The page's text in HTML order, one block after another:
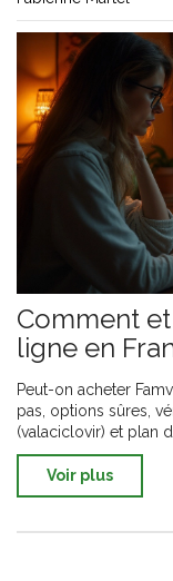
Comment
ligne en
alternatives
Peut-on acheter
pas, options sûres,
(valaciclovir) et plan
Voir plus